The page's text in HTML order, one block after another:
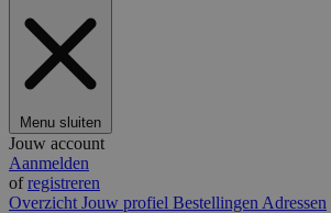
Menu sluiten
Jouw account
Aanmelden
ofregistreren
Overzicht Jouw profiel Bestellingen Adressen